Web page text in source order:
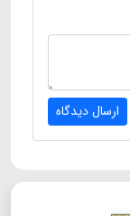
ارسال دیدگاه